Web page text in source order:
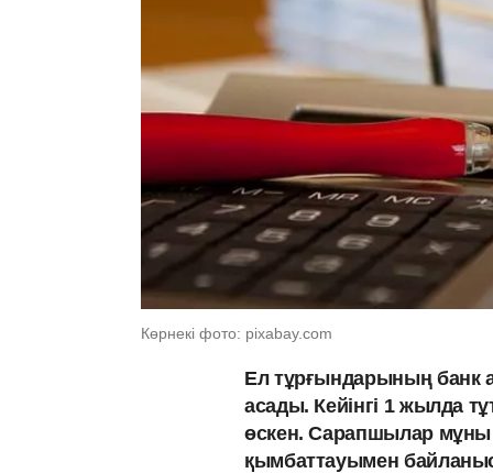
Көрнекі фото: pixabay.com
Ел тұрғындарының банк
асады. Кейінгі 1 жылда
өскен. Сарапшылар
қымбаттауымен